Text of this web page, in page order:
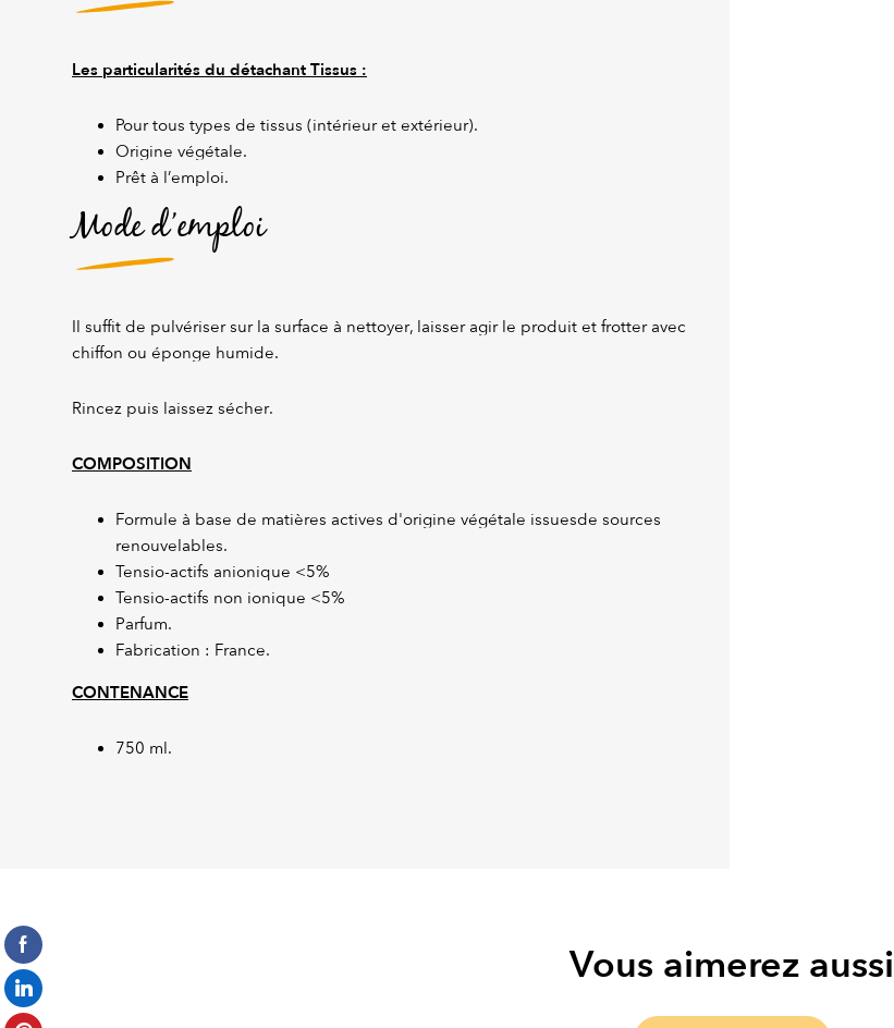
Les particularités du détachant Tissus :
Pour tous types de tissus (intérieur et extérieur).
Origine végétale.
Prêt à l’emploi.
Mode d’emploi
Il suffit de pulvériser sur la surface à nettoyer, laisser agir le produit et frotter avec
chiffon ou éponge humide.
Rincez puis laissez sécher.
COMPOSITION
Formule à base de matières actives d'origine végétale issuesde sources
renouvelables.
Tensio-actifs anionique <5%
Tensio-actifs non ionique <5%
Parfum.
Fabrication : France.
CONTENANCE
750 ml.
Vous aimerez aussi